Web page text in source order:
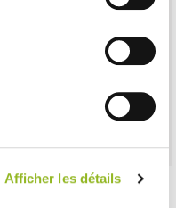
Afficher les détails
PET pour assiette